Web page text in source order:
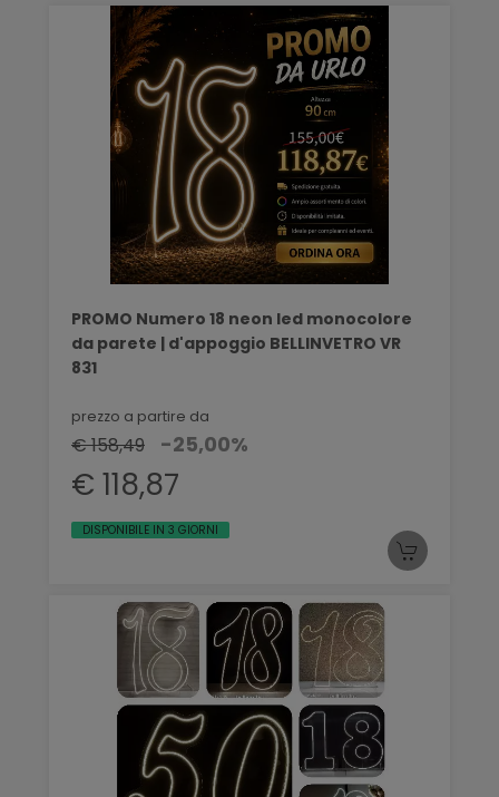
PROMO Numero 18 neon led monocolore
da parete | d'appoggio BELLINVETRO VR
831
prezzo a partire da
€ 158,49 -25,00%
€ 118,87
DISPONIBILE IN 3 GIORNI